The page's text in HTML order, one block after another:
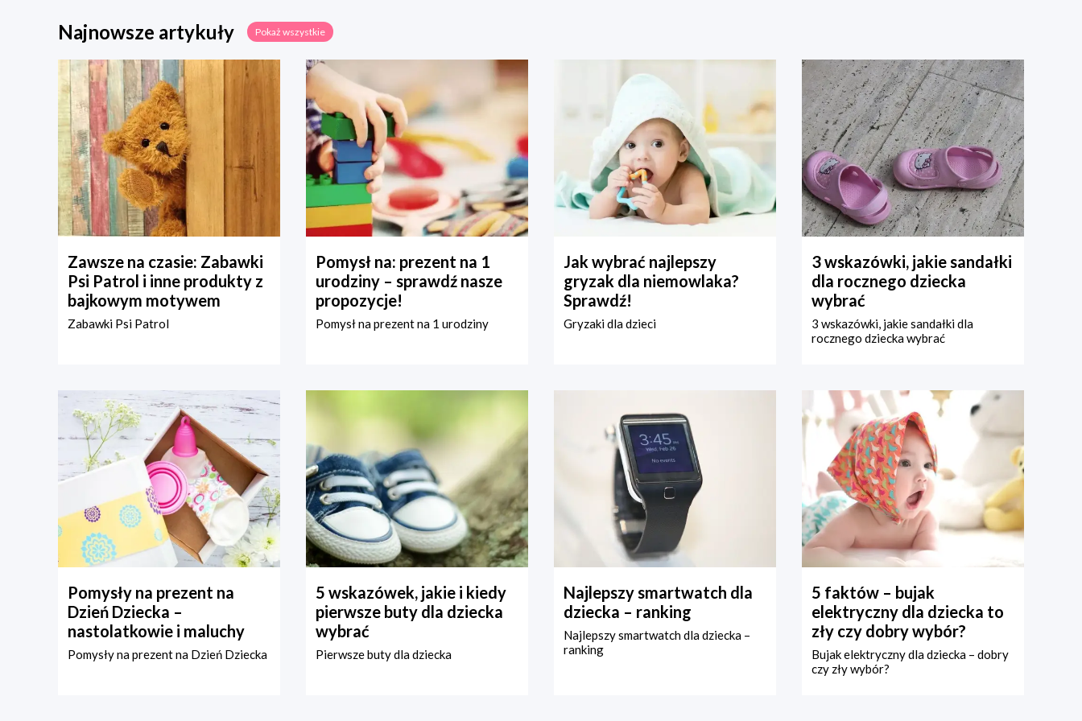
Najnowsze artykuły Pokaż wszystkie
Zawsze na czasie: Zabawki
Psi Patrol i inne produkty z
bajkowym motywem
Zabawki Psi Patrol
Pomysł na: prezent na 1
urodziny – sprawdź nasze
propozycje!
Pomysł na prezent na 1 urodziny
Jak wybrać najlepszy
gryzak dla niemowlaka?
Sprawdź!
Gryzaki dla dzieci
3 wskazówki, jakie sandałki
dla rocznego dziecka
wybrać
3 wskazówki, jakie sandałki dla
rocznego dziecka wybrać
Pomysły na prezent na
Dzień Dziecka –
nastolatkowie i maluchy
Pomysły na prezent na Dzień Dziecka
5 wskazówek, jakie i kiedy
pierwsze buty dla dziecka
wybrać
Pierwsze buty dla dziecka
Najlepszy smartwatch dla
dziecka – ranking
Najlepszy smartwatch dla dziecka –
ranking
5 faktów – bujak
elektryczny dla dziecka to
zły czy dobry wybór?
Bujak elektryczny dla dziecka – dobry
czy zły wybór?